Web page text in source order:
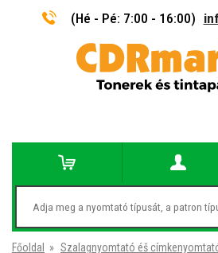
(Hé - Pé: 7:00 - 16:00)
Főoldal » Szalagnyomtató éš